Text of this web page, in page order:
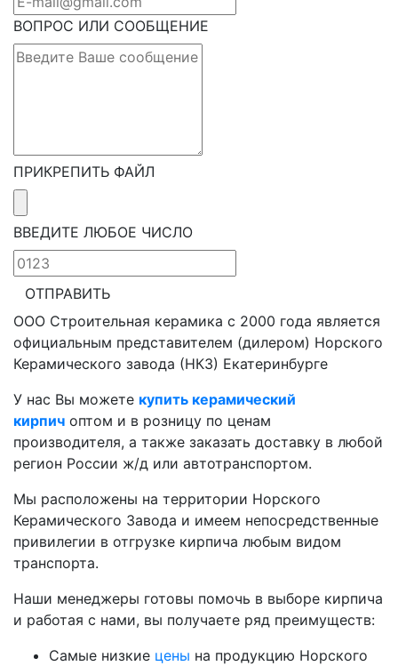
ВОПРОС ИЛИ СООБЩЕНИЕ
ПРИКРЕПИТЬ ФАЙЛ
ВВЕДИТЕ ЛЮБОЕ ЧИСЛО
ОТПРАВИТЬ
ООО Строительная керамика с 2000 года является
официальным представителем (дилером) Норского
Керамического завода (НКЗ) Екатеринбурге
У нас Вы можете купить керамический
кирпич оптом и в розницу по ценам
производителя, а также заказать доставку в любой
регион России ж/д или автотранспортом.
Мы расположены на территории Норского
Керамического Завода и имеем непосредственные
привилегии в отгрузке кирпича любым видом
транспорта.
Наши менеджеры готовы помочь в выборе кирпича
и работая с нами, вы получаете ряд преимуществ:
Самые низкие цены на продукцию Норского